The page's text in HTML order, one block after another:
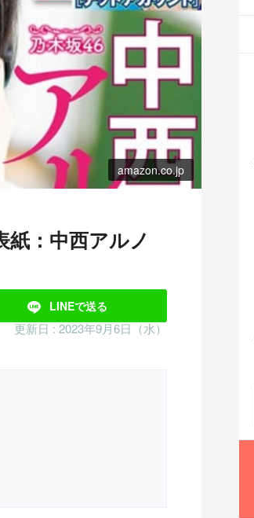
amazon.co.jp
LINEで送る
更新日 : 2023年9月6日（水）